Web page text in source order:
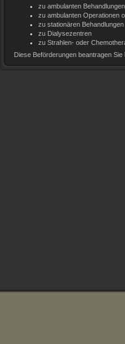
zu ambulanten Behandlungen
zu ambulanten Operationen
zu stationären Behandlungen
zu Dialysezentren
zu Strahlen- oder
Diese Beförderungen beantragen